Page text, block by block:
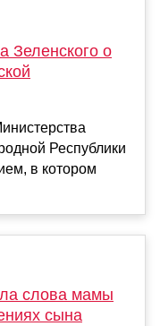
Зеленского о
Республики
в котором
слова мамы
сына